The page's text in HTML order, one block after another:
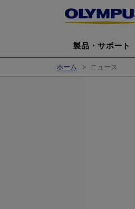
製品・サポート
ホーム ニュース